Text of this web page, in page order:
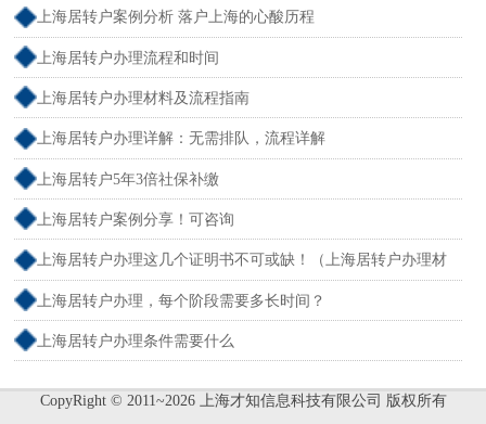
上海居转户案例分析 落户上海的心酸历程
上海居转户办理流程和时间
上海居转户办理材料及流程指南
上海居转户办理详解：无需排队，流程详解
上海居转户5年3倍社保补缴
上海居转户案例分享！可咨询
上海居转户办理这几个证明书不可或缺！（上海居转户办理材
料）
上海居转户办理，每个阶段需要多长时间？
上海居转户办理条件需要什么
CopyRight © 2011~2026 上海才知信息科技有限公司 版权所有